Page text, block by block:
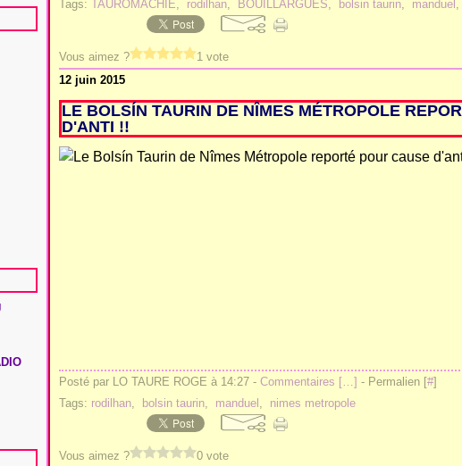
Tags: TAUROMACHIE, rodilhan, BOUILLARGUES, bolsin taurin, manduel ,
Vous aimez ?
1 vote
12 juin 2015
LE BOLSÍN TAURIN DE NÎMES MÉTROPOLE
D'ANTI !!
Posté par LO TAURE ROGE à 14:27 - Commentaires […] - Permalien [#]
Tags: rodilhan, bolsin taurin, manduel , nimes metropole
Vous aimez ?
0 vote